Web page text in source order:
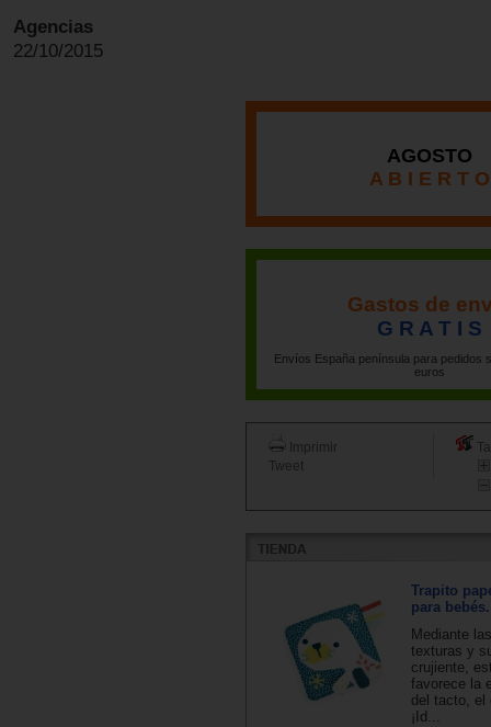
Agencias
22/10/2015
AGOSTO
A B I E R T O
Gastos de
G R A T I S
Envíos España península para pedidos
euros
Imprimir
Tweet
Trapito
para
Mediante
texturas y
crujiente,
favorece la
del tacto,
¡Id...